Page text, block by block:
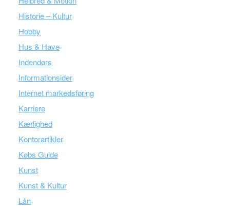
Historie – Kultur
Hobby
Hus & Have
Indendørs
Informationsider
Internet markedsføring
Karriere
Kærlighed
Kontorartikler
Købs Guide
Kunst
Kunst & Kultur
Lån